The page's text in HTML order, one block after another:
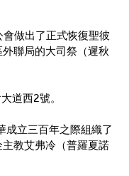
做出了正式恢復聖彼
聯局的大司祭（遲秋
道西2號。
成立三百年之際組織了
教艾弗冷（普羅夏諾